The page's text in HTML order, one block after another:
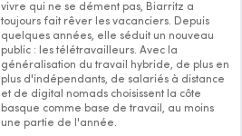
vivre qui ne se dément pas, Biarritz a
toujours fait rêver les vacanciers. Depuis
quelques années, elle séduit un nouveau
public : les télétravailleurs. Avec la
généralisation du travail hybride, de plus en
plus d'indépendants, de salariés à distance
et de digital nomads choisissent la côte
basque comme base de travail, au moins
une partie de l'année.